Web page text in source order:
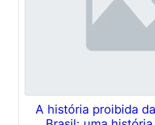
A história proibida